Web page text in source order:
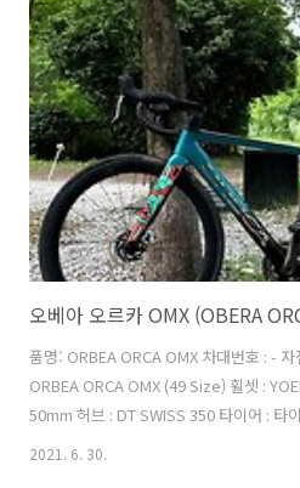
RED ETAP AXS 12단 (쿼크파워미터 포
탄 커스텀) 핸들 : SLR01 일체형 핸들바
형 핸들바 안장 : Prologo Scr..
오베아 오르카 OMX (OBERA
품명: ORBEA ORCA OMX 차대번호 : -
ORBEA ORCA OMX (49 Size) 휠셋 :
50mm 허브 : DT SWISS 350 타이어 : 타
(앞 : 25C / 뒤 : 28C) 구동계 : SRAM RED
2021. 6. 30.